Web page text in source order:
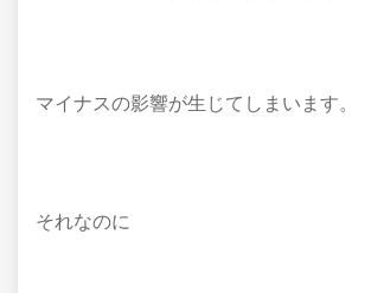
マイナスの影響が生じてしまいます。
それなのに